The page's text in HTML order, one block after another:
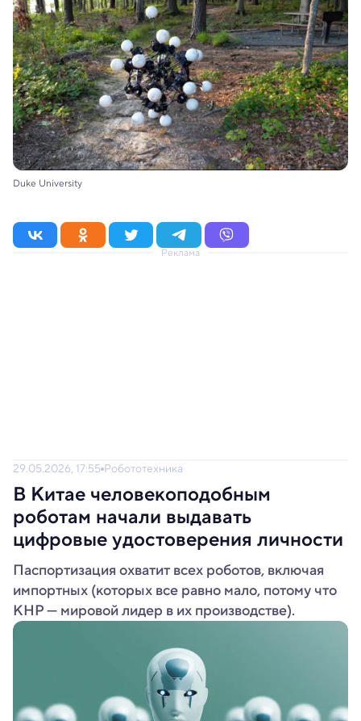
Duke University
Реклама
29.05.2026, 17:55 Робототехника
В Китае человекоподобным
роботам начали выдавать
цифровые удостоверения личности
Паспортизация охватит всех роботов, включая
импортных (которых все равно мало, потому что
КНР — мировой лидер в их производстве).